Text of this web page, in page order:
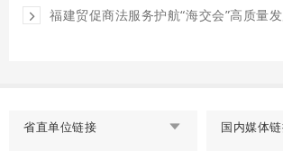
福建贸促商法服务护航“海交会”高质量
省直单位链接 国内媒体